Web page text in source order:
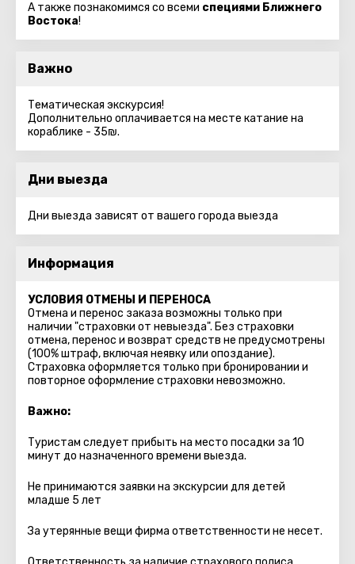
А также познакомимся со всеми специями Ближнего
Востока!
Важно
Тематическая экскурсия!
Дополнительно оплачивается на месте катание на
кораблике - 35₪.
Дни выезда
Дни выезда зависят от вашего города выезда
Информация
УСЛОВИЯ ОТМЕНЫ И ПЕРЕНОСА
Отмена и перенос заказа возможны только при
наличии "страховки от невыезда". Без страховки
отмена, перенос и возврат средств не предусмотрены
(100% штраф, включая неявку или опоздание).
Страховка оформляется только при бронировании и
повторное оформление страховки невозможно.
Важно:
Туристам следует прибыть на место посадки за 10
минут до назначенного времени выезда.
Не принимаются заявки на экскурсии для детей
младше 5 лет
За утерянные вещи фирма ответственности не несет.